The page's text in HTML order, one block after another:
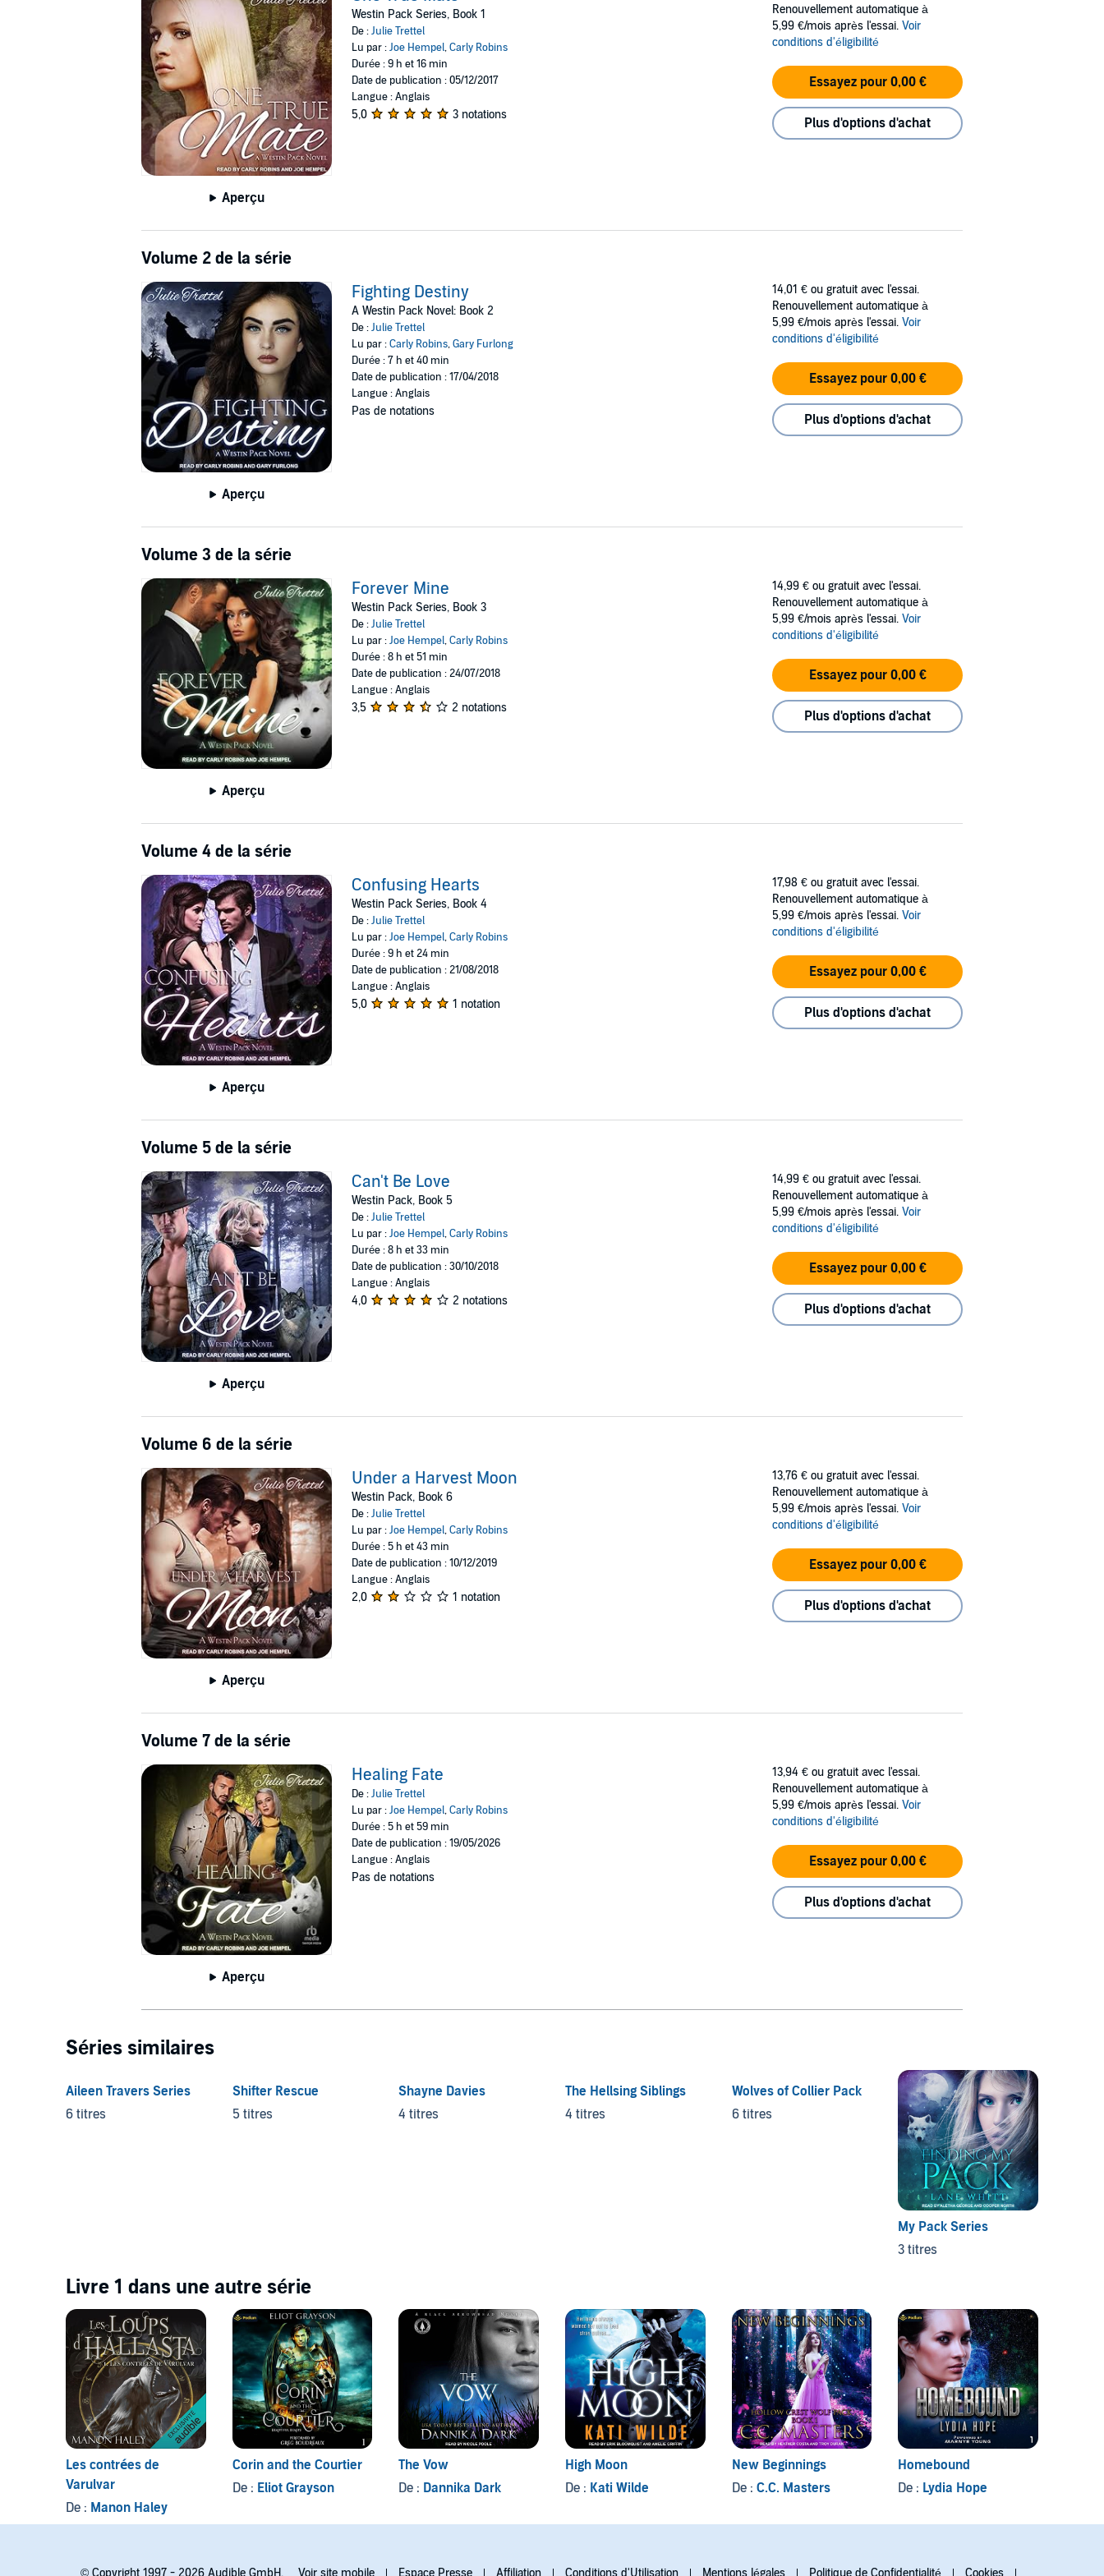
- run?
Contains mature themes.
©2017 Julie Trettel (P)2017 Tantor
Aperçu
Westin Pack Series, Book 1
De :Julie Trettel
Lu par :Joe Hempel,Carly Robins
Durée : 9 h et 16 min
Date de publication : 05/12/2017
Langue : Anglais
5,0 3 notations
Renouvellement automatique à
5,99 €/mois après l'essai. Voir
conditions d'éligibilité
Essayez pour 0,00 €
Plus d'options d'achat
Volume 2 de la série
Aperçu
Fighting Destiny
A Westin Pack Novel: Book 2
De :Julie Trettel
Lu par :Carly Robins,Gary Furlong
Durée : 7 h et 40 min
Date de publication : 17/04/2018
Langue : Anglais
Pas de notations
14,01 € ou gratuit avec l'essai.
Renouvellement automatique à
5,99 €/mois après l'essai. Voir
conditions d'éligibilité
Essayez pour 0,00 €
Plus d'options d'achat
Volume 3 de la série
Aperçu
Forever Mine
Westin Pack Series, Book 3
De :Julie Trettel
Lu par :Joe Hempel,Carly Robins
Durée : 8 h et 51 min
Date de publication : 24/07/2018
Langue : Anglais
3,5 2 notations
14,99 € ou gratuit avec l'essai.
Renouvellement automatique à
5,99 €/mois après l'essai. Voir
conditions d'éligibilité
Essayez pour 0,00 €
Plus d'options d'achat
Volume 4 de la série
Aperçu
Confusing Hearts
Westin Pack Series, Book 4
De :Julie Trettel
Lu par :Joe Hempel,Carly Robins
Durée : 9 h et 24 min
Date de publication : 21/08/2018
Langue : Anglais
5,0 1 notation
17,98 € ou gratuit avec l'essai.
Renouvellement automatique à
5,99 €/mois après l'essai. Voir
conditions d'éligibilité
Essayez pour 0,00 €
Plus d'options d'achat
Volume 5 de la série
Aperçu
Can't Be Love
Westin Pack, Book 5
De :Julie Trettel
Lu par :Joe Hempel,Carly Robins
Durée : 8 h et 33 min
Date de publication : 30/10/2018
Langue : Anglais
4,0 2 notations
14,99 € ou gratuit avec l'essai.
Renouvellement automatique à
5,99 €/mois après l'essai. Voir
conditions d'éligibilité
Essayez pour 0,00 €
Plus d'options d'achat
Volume 6 de la série
Aperçu
Under a Harvest Moon
Westin Pack, Book 6
De :Julie Trettel
Lu par :Joe Hempel,Carly Robins
Durée : 5 h et 43 min
Date de publication : 10/12/2019
Langue : Anglais
2,0 1 notation
13,76 € ou gratuit avec l'essai.
Renouvellement automatique à
5,99 €/mois après l'essai. Voir
conditions d'éligibilité
Essayez pour 0,00 €
Plus d'options d'achat
Volume 7 de la série
Aperçu
Healing Fate
De :Julie Trettel
Lu par :Joe Hempel,Carly Robins
Durée : 5 h et 59 min
Date de publication : 19/05/2026
Langue : Anglais
Pas de notations
13,94 € ou gratuit avec l'essai.
Renouvellement automatique à
5,99 €/mois après l'essai. Voir
conditions d'éligibilité
Essayez pour 0,00 €
Plus d'options d'achat
Séries similaires
Aileen Travers Series
6 titres
Shifter Rescue
5 titres
Shayne Davies
4 titres
The Hellsing Siblings
4 titres
Wolves of Collier Pack
6 titres
My Pack Series
3 titres
Livre 1 dans une autre série
Les contrées de
Varulvar
De : Manon Haley
Corin and the Courtier
De : Eliot Grayson
The Vow
De : Dannika Dark
High Moon
De : Kati Wilde
New Beginnings
De : C.C. Masters
Homebound
De : Lydia Hope